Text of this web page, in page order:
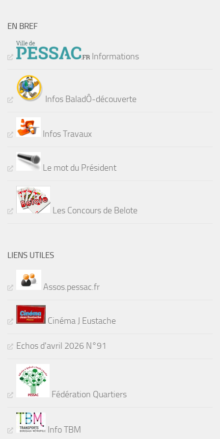
EN BREF
Informations
Infos BaladÔ-découverte
Infos Travaux
Le mot du Président
Les Concours de Belote
LIENS UTILES
Assos.pessac.fr
Cinéma J Eustache
Echos d'avril 2026 N°91
Fédération Quartiers
Info TBM